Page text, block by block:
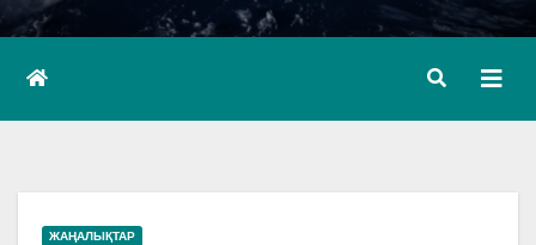
ЖАҢАЛЫҚТАР